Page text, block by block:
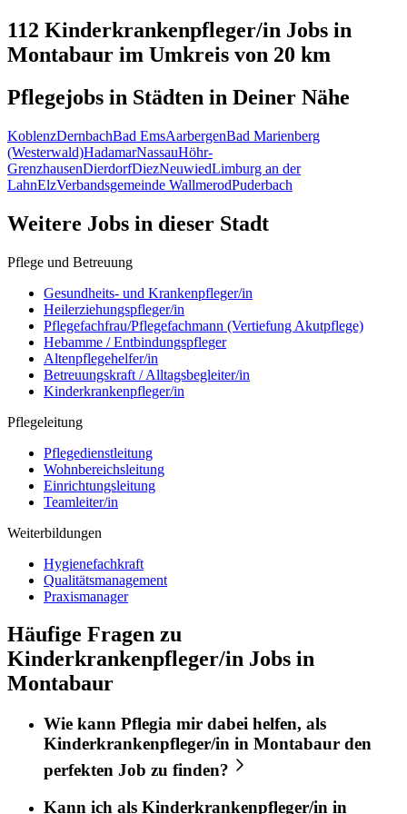
112 Kinderkrankenpfleger/in Jobs in
Montabaur im Umkreis von 20 km
Pflegejobs in Städten in Deiner Nähe
KoblenzDernbachBad EmsAarbergenBad Marienberg
(Westerwald)HadamarNassauHöhr-
GrenzhausenDierdorfDiezNeuwiedLimburg an der
LahnElzVerbandsgemeinde WallmerodPuderbach
Weitere Jobs in dieser Stadt
Pflege und Betreuung
Gesundheits- und Krankenpfleger/in
Heilerziehungspfleger/in
Pflegefachfrau/Pflegefachmann (Vertiefung Akutpflege)
Hebamme / Entbindungspfleger
Altenpflegehelfer/in
Betreuungskraft / Alltagsbegleiter/in
Kinderkrankenpfleger/in
Pflegeleitung
Pflegedienstleitung
Wohnbereichsleitung
Einrichtungsleitung
Teamleiter/in
Weiterbildungen
Hygienefachkraft
Qualitätsmanagement
Praxismanager
Häufige Fragen zu
Kinderkrankenpfleger/in Jobs in
Montabaur
Wie kann Pflegia mir dabei helfen, als
Kinderkrankenpfleger/in in Montabaur den
perfekten Job zu finden?
Kann ich als Kinderkrankenpfleger/in in